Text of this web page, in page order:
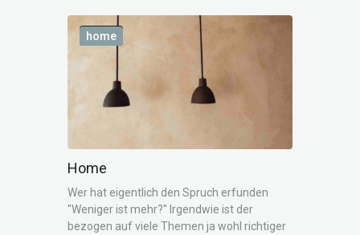
home
Home
Wer hat eigentlich den Spruch erfunden
"Weniger ist mehr?" Irgendwie ist der
bezogen auf viele Themen ja wohl richtiger